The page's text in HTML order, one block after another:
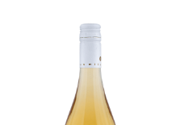
Nealkoholické
Ovia_ Biele
Ovia_ Sparkling